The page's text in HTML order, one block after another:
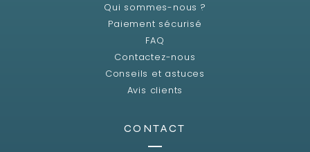
Qui sommes-nous ?
Paiement sécurisé
FAQ
Contactez-nous
Conseils et astuces
Avis clients
CONTACT